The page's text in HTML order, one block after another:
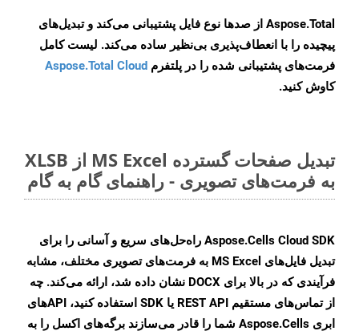
Aspose.Total از صدها نوع فایل پشتیبانی می‌کند و تبدیل‌های
پیچیده را با انعطاف‌پذیری بی‌نظیر ساده می‌کند. لیست کامل
فرمت‌های پشتیبانی شده را در پلتفرم Aspose.Total Cloud
کاوش کنید.
تبدیل صفحات گسترده MS Excel از XLSB
به فرمت‌های تصویری - راهنمای گام به گام
Aspose.Cells Cloud SDK راه‌حل‌های سریع و آسانی را برای
تبدیل فایل‌های MS Excel به فرمت‌های تصویری مختلف، مشابه
فرآیندی که در بالا برای DOCX نشان داده شد، ارائه می‌کند. چه
از تماس‌های مستقیم REST API یا SDK استفاده کنید، APIهای
ابری Aspose.Cells شما را قادر می‌سازند برگه‌های اکسل را به